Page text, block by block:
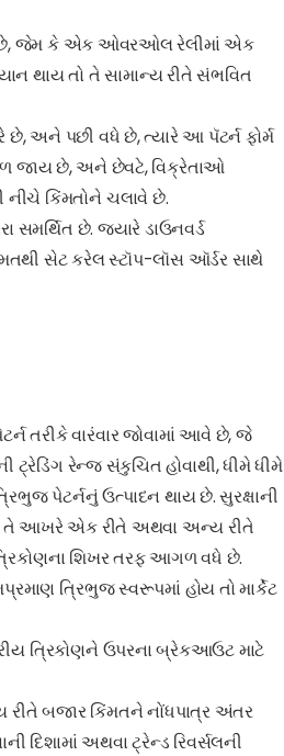
છે, જેમ કે એક ઓવરઓલ રેલીમાં એક
થાય તો તે સામાન્ય રીતે સંભવિત
છે, અને પછી વધે છે, ત્યારે આ પૅટર્ન ફોર્મ
જાય છે, અને છેવટે, વિક્રેતાઓ
કિંમતોને ચલાવે છે.
સમર્થિત છે. જ્યારે ડાઉનવર્ડ
સેટ કરેલ સ્ટૉપ-લૉસ ઑર્ડર સાથે
તરીકે વારંવાર જોવામાં આવે છે, જે
ટ્રેડિંગ રેન્જ સંકુચિત હોવાથી, ધીમે ધીમે
પેટર્નનું ઉત્પાદન થાય છે. સુરક્ષાની
તે આખરે એક રીતે અથવા અન્ય રીતે
શિખર તરફ આગળ વધે છે.
ત્રિભુજ સ્વરૂપમાં હોય તો માર્કેટ
ત્રિકોણને ઉપરના બ્રેકઆઉટ માટે
રીતે બજાર કિંમતને નોંધપાત્ર અંતર
દિશામાં અથવા ટ્રેન્ડ રિવર્સલની